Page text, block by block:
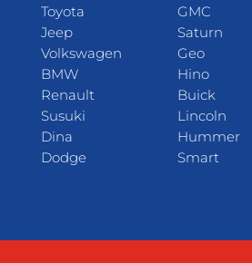
Toyota
Jeep
Volkswagen
BMW
Renault
Susuki
Dina
Dodge
GMC
Saturn
Geo
Hino
Buick
Lincoln
Hummer
Smart